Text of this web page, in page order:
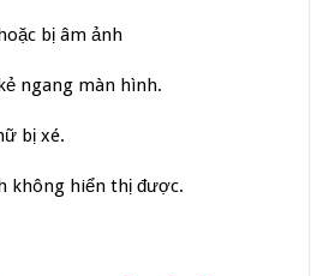
bị âm ảnh
ngang màn hình.
bị xé.
không hiển thị được.